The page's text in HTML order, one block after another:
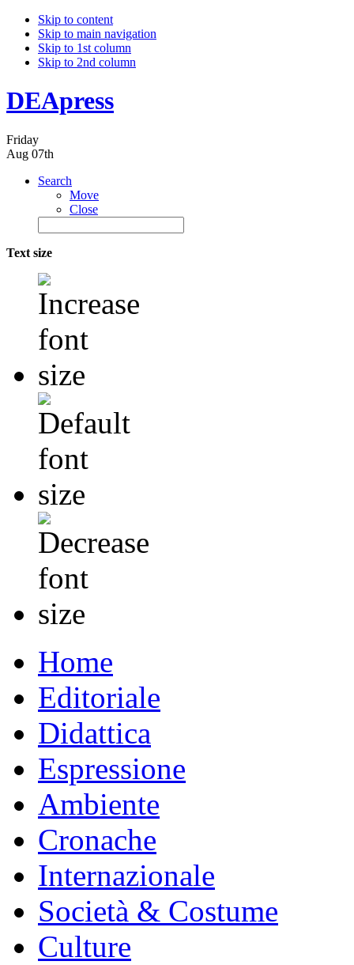
Skip to content
Skip to main navigation
Skip to 1st column
Skip to 2nd column
DEApress
Friday
Aug 07th
Search
Move
Close
Text size
Home
Editoriale
Didattica
Espressione
Ambiente
Cronache
Internazionale
Società & Costume
Culture